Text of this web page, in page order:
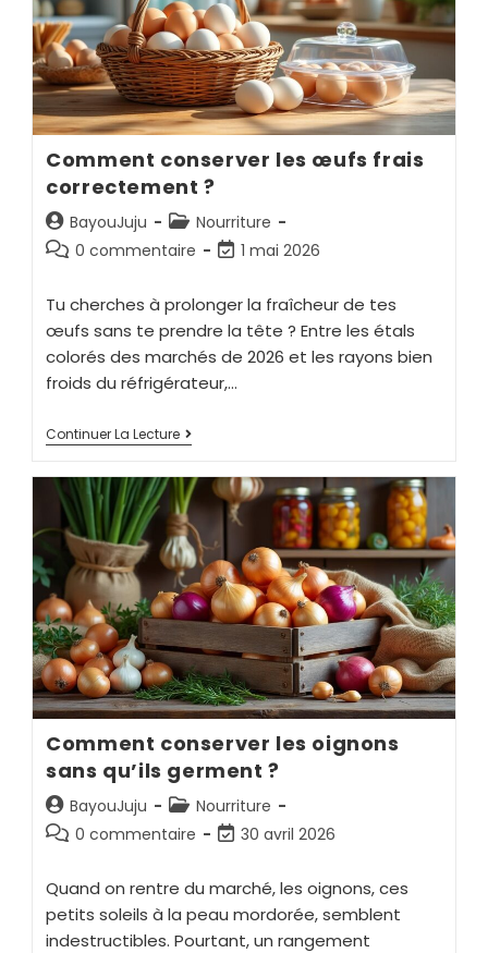
Comment conserver les œufs frais
correctement ?
BayouJuju
Nourriture
0 commentaire
1 mai 2026
Tu cherches à prolonger la fraîcheur de tes
œufs sans te prendre la tête ? Entre les étals
colorés des marchés de 2026 et les rayons bien
froids du réfrigérateur,…
Continuer La Lecture
Comment conserver les oignons
sans qu’ils germent ?
BayouJuju
Nourriture
0 commentaire
30 avril 2026
Quand on rentre du marché, les oignons, ces
petits soleils à la peau mordorée, semblent
indestructibles. Pourtant, un rangement